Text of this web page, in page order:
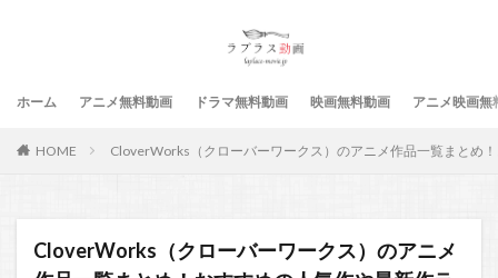
ホーム アニメ無料動画 ドラマ無料動画 映画無料動画 アニメ映画無
HOME CloverWorks（クローバーワークス）のアニメ作品一覧まとめ
CloverWorks（クローバーワークス）のアニメ